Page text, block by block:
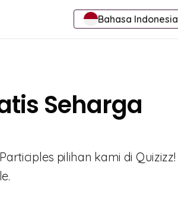
Bahasa Indonesia
Seharga
pilihan kami di Quizizz!